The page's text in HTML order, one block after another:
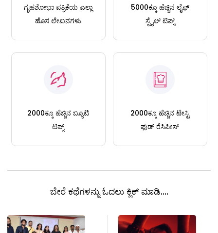
ಗೃಹಶೋಭಾ ಪತ್ರಿಕೆಯ ಎಲ್ಲಾ
ಹೊಸ ಲೇಖನಗಳು
5000ಕ್ಕೂ ಹೆಚ್ಚಿನ ಲೈಫ್
ಸ್ಟೈಲ್ ಟಿಪ್ಸ್
2000ಕ್ಕೂ ಹೆಚ್ಚಿನ ಬ್ಯೂಟಿ
ಟಿಪ್ಸ್
2000ಕ್ಕೂ ಹೆಚ್ಚಿನ ಟೇಸ್ಟಿ
ಫುಡ್ ರೆಸಿಪೀಸ್
ಬೇರೆ ಕಥೆಗಳನ್ನು ಓದಲು ಕ್ಲಿಕ್ ಮಾಡಿ....